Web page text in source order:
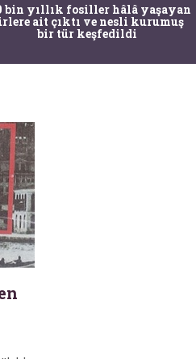
bin yıllık fosiller hâlâ yaşayan
ait çıktı ve nesli kurumuş
bir tür keşfedildi